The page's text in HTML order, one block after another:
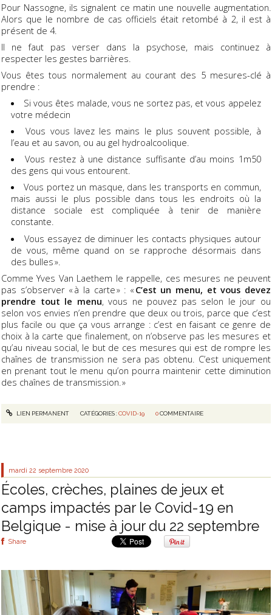
Pour Nassogne, ils signalent ce matin une nouvelle augmentation.
Alors que le nombre de cas officiels était retombé à 2, il est à
présent de 4.
Il ne faut pas verser dans la psychose, mais continuez à
respecter les gestes barrières.
Vous êtes tous normalement au courant des 5 mesures-clé à
prendre :
Si vous êtes malade, vous ne sortez pas, et vous appelez
votre médecin
Vous vous lavez les mains le plus souvent possible, à
l’eau et au savon, ou au gel hydroalcoolique.
Vous restez à une distance suffisante d’au moins 1m50
des gens qui vous entourent.
Vous portez un masque, dans les transports en commun,
mais aussi le plus possible dans tous les endroits où la
distance sociale est compliquée à tenir de manière
constante.
Vous essayez de diminuer les contacts physiques autour
de vous, même quand on se rapproche désormais dans
des bulles ».
Comme Yves Van Laethem le rappelle, ces mesures ne peuvent
pas s’observer « à la carte » : « C’est un menu, et vous devez
prendre tout le menu, vous ne pouvez pas selon le jour ou
selon vos envies n’en prendre que deux ou trois, parce que c’est
plus facile ou que ça vous arrange : c’est en faisant ce genre de
choix à la carte que finalement, on n’observe pas les mesures et
qu’au niveau social, le but de ces mesures qui est de rompre les
chaînes de transmission ne sera pas obtenu. C’est uniquement
en prenant tout le menu qu’on pourra maintenir cette diminution
des chaînes de transmission. »
LIEN PERMANENT CATÉGORIES :COVID-19 0COMMENTAIRE
mardi 22 septembre 2020
Écoles, crèches, plaines de jeux et
camps impactés par le Covid-19 en
Belgique - mise à jour du 22 septembre
Share